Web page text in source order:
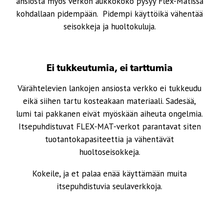
kohdallaan pidempään. Pidempi käyttöikä vähentää
seisokkeja ja huoltokuluja.
Ei tukkeutumia, ei tarttumia
Värähtelevien lankojen ansiosta verkko ei tukkeudu
eikä siihen tartu kosteakaan materiaali. Sadesää,
lumi tai pakkanen eivät myöskään aiheuta ongelmia.
Itsepuhdistuvat FLEX-MAT-verkot parantavat siten
tuotantokapasiteettia ja vähentävät
huoltoseisokkeja.
Kokeile, ja et palaa enää käyttämään muita
itsepuhdistuvia seulaverkkoja.